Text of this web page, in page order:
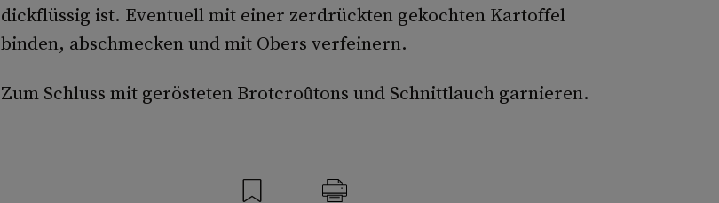
dickflüssig ist. Eventuell mit einer zerdrückten gekochten Kartoffel
binden, abschmecken und mit Obers verfeinern.
Zum Schluss mit gerösteten Brotcroûtons und Schnittlauch garnieren.